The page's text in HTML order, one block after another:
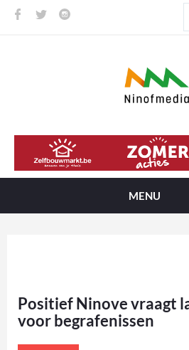
MENU
Positief Ninove vraagt
voor begrafenissen